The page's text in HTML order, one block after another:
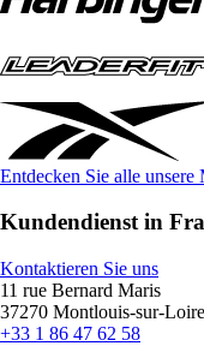
Entdecken Sie alle unsere
Kundendienst in
Kontaktieren Sie uns
11 rue Bernard Maris
37270 Montlouis-sur-
+33 1 86 47 62 58